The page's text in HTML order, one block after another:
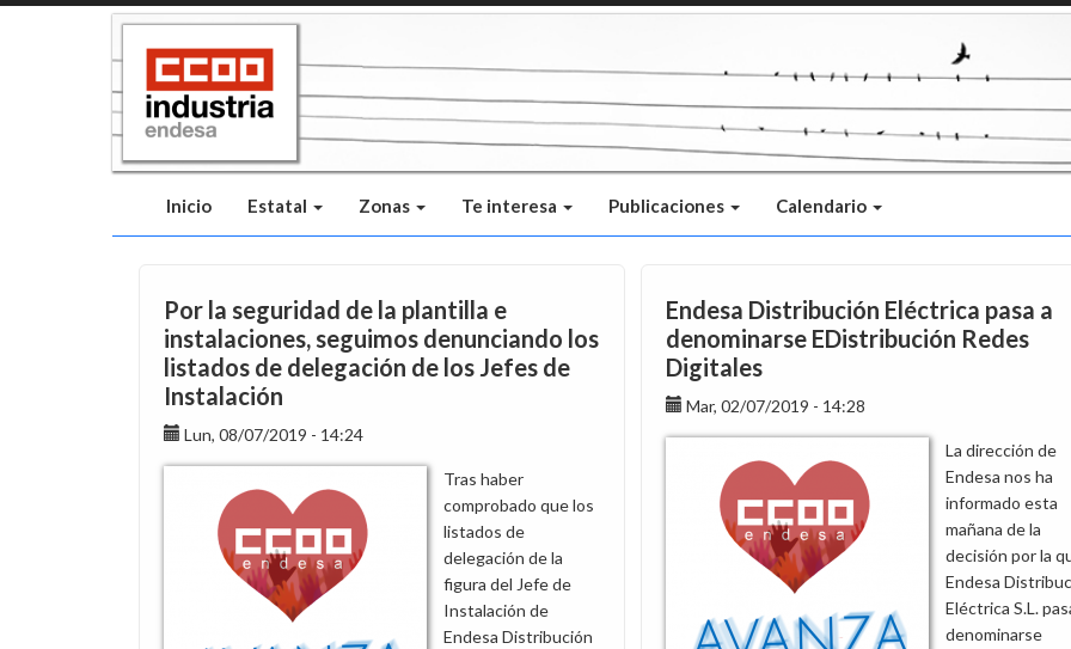
Inicio Estatal Zonas Te interesa Publicaciones Calendario
Por la seguridad de la plantilla e
instalaciones, seguimos denunciando los
listados de delegación de los Jefes de
Instalación
Lun, 08/07/2019 - 14:24
Tras haber
comprobado que los
listados de
delegación de la
figura del Jefe de
Instalación de
Endesa Distribución
Endesa Distribución Eléctrica pasa a
denominarse EDistribución Redes
Digitales
Mar, 02/07/2019 - 14:28
La dirección de
Endesa nos ha
informado esta
mañana de la
decisión por la
Endesa
Eléctrica S.L.
denominarse